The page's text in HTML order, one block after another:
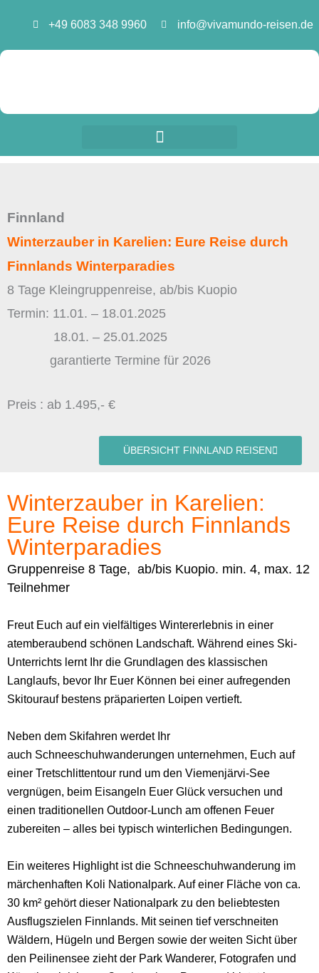
springen
+49 6083 348 9960 info@vivamundo-reisen.de
Finnland
Winterzauber in Karelien: Eure Reise durch
Finnlands Winterparadies
8 Tage Kleingruppenreise, ab/bis Kuopio
Termin: 11.01. – 18.01.2025
18.01. – 25.01.2025
garantierte Termine für 2026
Preis : ab 1.495,- €
ÜBERSICHT FINNLAND REISEN
Winterzauber in Karelien:
Eure Reise durch Finnlands
Winterparadies
Gruppenreise 8 Tage, ab/bis Kuopio. min. 4, max. 12
Teilnehmer
Freut Euch auf ein vielfältiges Wintererlebnis in einer
atemberaubend schönen Landschaft. Während eines Ski-
Unterrichts lernt Ihr die Grundlagen des klassischen
Langlaufs, bevor Ihr Euer Können bei einer aufregenden
Skitourauf bestens präparierten Loipen vertieft.
Neben dem Skifahren werdet Ihr
auch Schneeschuhwanderungen unternehmen, Euch auf
einer Tretschlittentour rund um den Viemenjärvi-See
vergnügen, beim Eisangeln Euer Glück versuchen und
einen traditionellen Outdoor-Lunch am offenen Feuer
zubereiten – alles bei typisch winterlichen Bedingungen.
Ein weiteres Highlight ist die Schneeschuhwanderung im
märchenhaften Koli Nationalpark. Auf einer Fläche von ca.
30 km² gehört dieser Nationalpark zu den beliebtesten
Ausflugszielen Finnlands. Mit seinen tief verschneiten
Wäldern, Hügeln und Bergen sowie der weiten Sicht über
den Peilinensee zieht der Park Wanderer, Fotografen und